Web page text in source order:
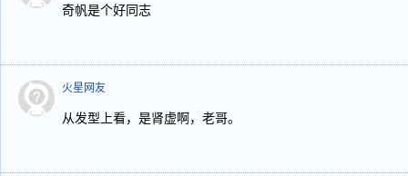
奇帆是个好同志
火星网友
从发型上看，是肾虚啊，老哥。